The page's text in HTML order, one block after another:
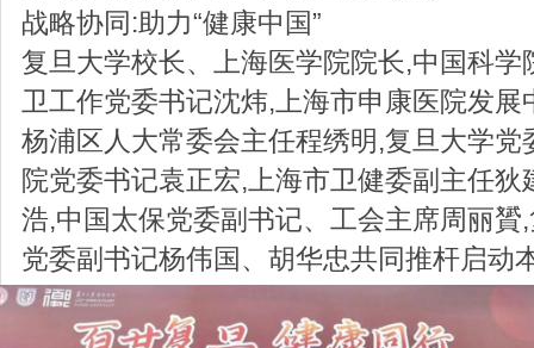
战略协同:助力“健康中国”
复旦大学校长、上海医学院院长,中国科学
卫工作党委书记沈炜,上海市申康医院发展
杨浦区人大常委会主任程绣明,复旦大学党
院党委书记袁正宏,上海市卫健委副主任狄
浩,中国太保党委副书记、工会主席周丽贇
党委副书记杨伟国、胡华忠共同推杆启动